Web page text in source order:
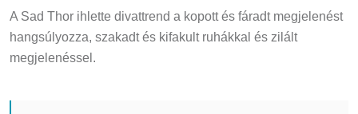
A Sad Thor ihlette divattrend a kopott és fáradt megjelenést
hangsúlyozza, szakadt és kifakult ruhákkal és zilált
megjelenéssel.